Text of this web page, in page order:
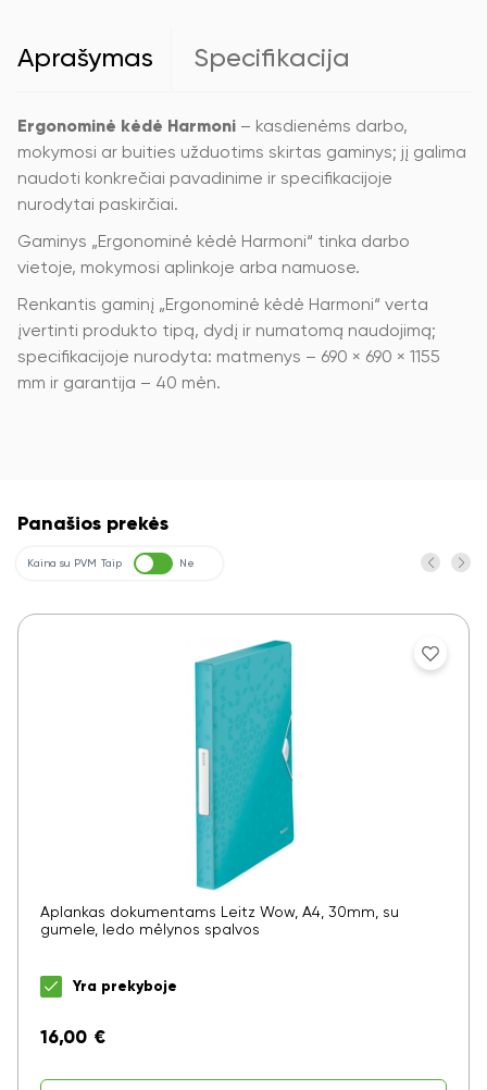
Aprašymas Specifikacija
Ergonominė kėdė Harmoni – kasdienėms darbo,
mokymosi ar buities užduotims skirtas gaminys; jį galima
naudoti konkrečiai pavadinime ir specifikacijoje
nurodytai paskirčiai.
Gaminys „Ergonominė kėdė Harmoni“ tinka darbo
vietoje, mokymosi aplinkoje arba namuose.
Renkantis gaminį „Ergonominė kėdė Harmoni“ verta
įvertinti produkto tipą, dydį ir numatomą naudojimą;
specifikacijoje nurodyta: matmenys – 690 × 690 × 1155
mm ir garantija – 40 mėn.
Panašios prekės
Kaina su PVM Taip Ne
Aplankas dokumentams Leitz Wow, A4, 30mm, su
gumele, ledo mėlynos spalvos
Yra prekyboje
16,00 €